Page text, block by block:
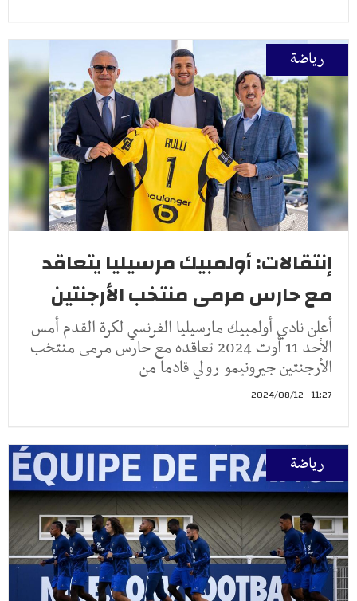
رياضة
إنتقالات: أولمبيك مرسيليا يتعاقد
مع حارس مرمى منتخب الأرجنتين
أعلن نادي أولمبيك مارسيليا الفرنسي لكرة القدم أمس
الأحد 11 أوت 2024 تعاقده مع حارس مرمى منتخب
الأرجنتين جيرونيمو رولي قادما من
11:27 - 2024/08/12
رياضة